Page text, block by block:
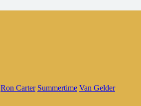
Ron Carter Summertime Van Gelder